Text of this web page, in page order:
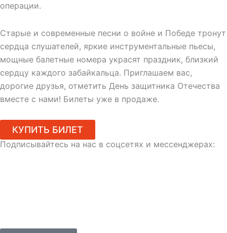
операции.
Старые и современные песни о войне и Победе тронут
сердца слушателей, яркие инструментальные пьесы,
мощные балетные номера украсят праздник, близкий
сердцу каждого забайкальца. Приглашаем вас,
дорогие друзья, отметить День защитника Отечества
вместе с нами! Билеты уже в продаже.
КУПИТЬ БИЛЕТ
Подписывайтесь на нас в соцсетях и мессенджерах: